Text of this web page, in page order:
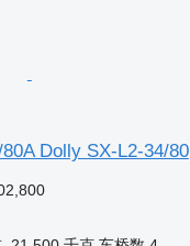
Dolly SX-L2-34/80